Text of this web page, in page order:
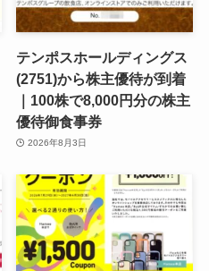
テンポスホールディングス
(2751)から株主優待が到着
｜100株で8,000円分の株主
優待御食事券
2026年8月3日